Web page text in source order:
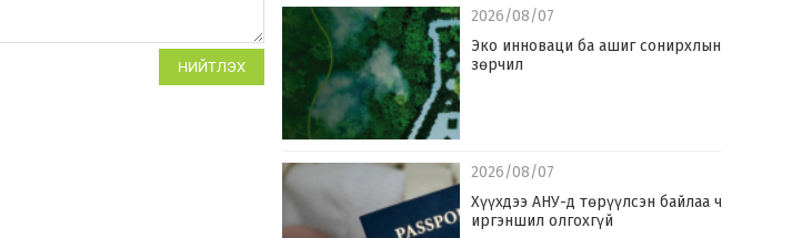
НИЙТЛЭХ
2026/08/07
Эко инноваци ба ашиг сонирхлын
зөрчил
2026/08/07
Хүүхдээ АНУ-д төрүүлсэн байлаа ч
иргэншил олгохгүй